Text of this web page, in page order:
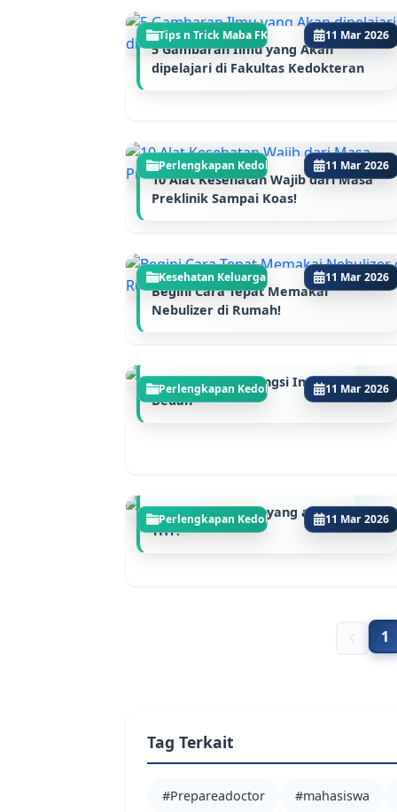
Tips n Trick Maba FK 11 Mar 2026
5 Gambaran Ilmu yang Akan
dipelajari di Fakultas Kedokteran
Perlengkapan Kedokte... 11 Mar 2026
10 Alat Kesehatan Wajib dari Masa
Preklinik Sampai Koas!
Kesehatan Keluarga 11 Mar 2026
Begini Cara Tepat Memakai
Nebulizer di Rumah!
Perlengkapan Kedokte... 11 Mar 2026
Nama-nama & Fungsi Instrumen
Bedah
Perlengkapan Kedokte... 11 Mar 2026
Apa saja alat-alat yang ada dipoli
THT?
1
Tag Terkait
#Prepareadoctor #mahasiswa